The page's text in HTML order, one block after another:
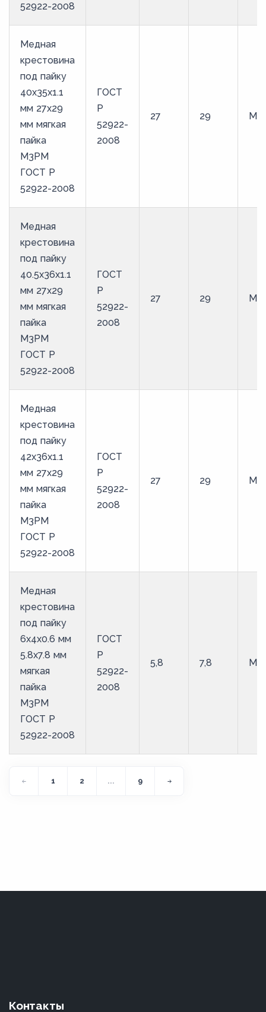
52922-2008
Медная
крестовина
под пайку
40х35х1.1
мм 27х29
мм мягкая
пайка
М3РМ
ГОСТ Р
52922-2008
ГОСТ
Р
52922-
2008
27 29
Медная
крестовина
под пайку
40.5х36х1.1
мм 27х29
мм мягкая
пайка
М3РМ
ГОСТ Р
52922-2008
ГОСТ
Р
52922-
2008
27 29
Медная
крестовина
под пайку
42х36х1.1
мм 27х29
мм мягкая
пайка
М3РМ
ГОСТ Р
52922-2008
ГОСТ
Р
52922-
2008
27 29
Медная
крестовина
под пайку
6х4х0.6 мм
5.8х7.8 мм
мягкая
пайка
М3РМ
ГОСТ Р
52922-2008
ГОСТ
Р
52922-
2008
5,8 7,8
1 2 ... 9
Контакты